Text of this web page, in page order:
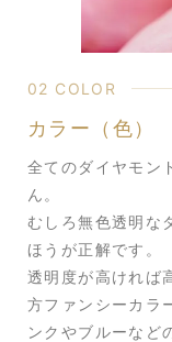
02 COLOR
カラー（色）
全てのダイヤモン
ん。
むしろ無色透明な
ほうが正解です。
透明度が高ければ
方ファンシーカラ
ンクやブルーなど